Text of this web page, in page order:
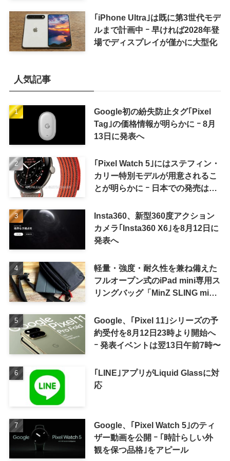
｢iPhone Ultra｣は既に第3世代モデ
ルまで計画中 ｰ 早ければ2028年登
場でディスプレイが僅かに大型化
人気記事
Google初の紛失防止タグ｢Pixel
Tag｣の価格情報が明らかに ｰ 8月
13日に発表へ
｢Pixel Watch 5｣にはステフィン・
カリー特別モデルが用意されるこ
とが明らかに ｰ 日本での発売は期
Insta360、新型360度アクション
カメラ｢Insta360 X6｣を8月12日に
発表へ
軽量・強度・耐久性を兼ね備えた
フルオープン式のiPad mini専用ス
リングバッグ「MinZ SLING mini
Google、｢Pixel 11｣シリーズの予
約受付を8月12日23時より開始へ
ｰ 発表イベントは翌13日午前7時〜
｢LINE｣アプリがLiquid Glassに対
応
Google、｢Pixel Watch 5｣のティ
ザー動画を公開 ｰ ｢時計らしい外
観を保つ品格｣をアピール